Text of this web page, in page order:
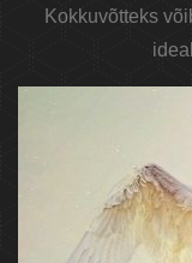
Kokkuvõtteks